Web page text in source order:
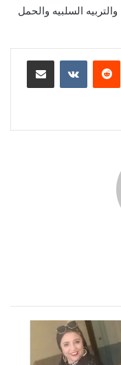
السلبيه والحمل
مشاركة عبر البريد